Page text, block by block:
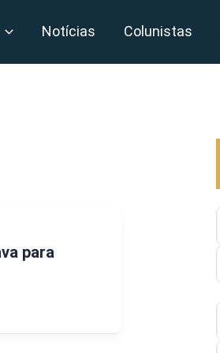
Notícias Colunistas
para